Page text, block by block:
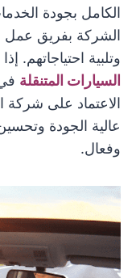
الكامل بجودة
الشركة بفريق عمل
وتلبية
السيارات المتنقلة
الاعتماد على
عالية الجودة
وفعال.